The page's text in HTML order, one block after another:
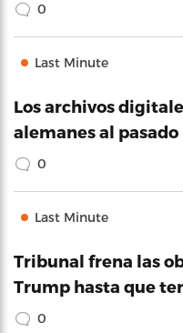
0
Last Minute
Los archivos
alemanes al
0
Last Minute
Tribunal frena las
Trump hasta que
0